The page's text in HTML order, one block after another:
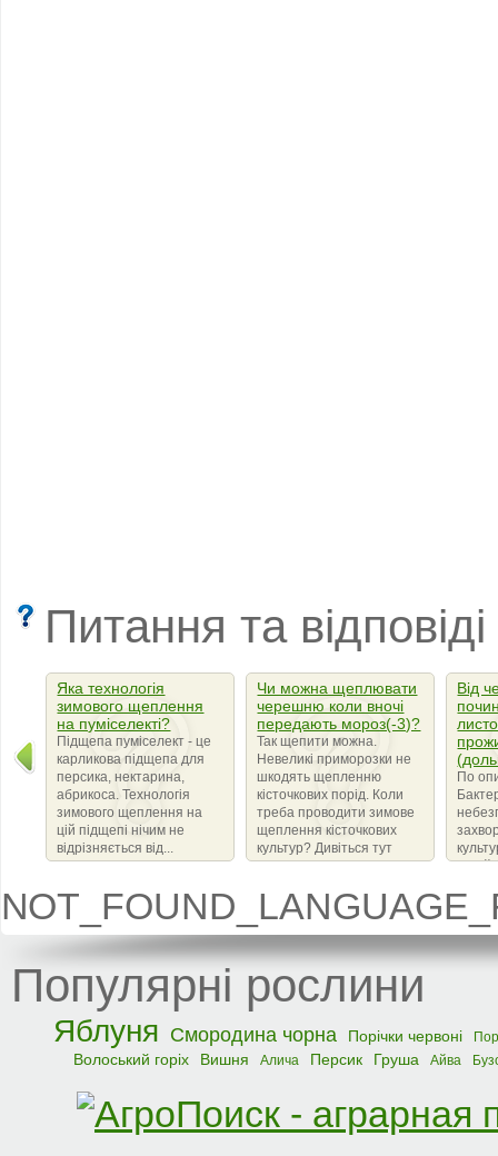
Питання та
Яка технологія
зимового щеплення
на пуміселекті?
Підщепа пуміселект - це
карликова підщепа для
персика, нектарина,
абрикоса. Технологія
зимового щеплення на
цій підщепі нічим не
відрізняється від...
Чи можна щеплювати
черешню коли вночі
передають мороз(-3)?
Так щепити можна.
Невеликі приморозки не
шкодять щепленню
кісточкових порід. Коли
треба проводити зимове
щеплення кісточкових
культур? Дивіться тут
Від
По
Популярні рослини
Яблуня Смородина чорна Порічки червоні
Волоський горіх Вишня Алича Персик Груша Айва